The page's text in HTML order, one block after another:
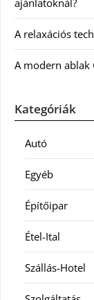
ajánlatoknál?
A relaxációs
A modern
Kategóriák
Autó
Egyéb
Építőipar
Étel-Ital
Szállás-Hotel